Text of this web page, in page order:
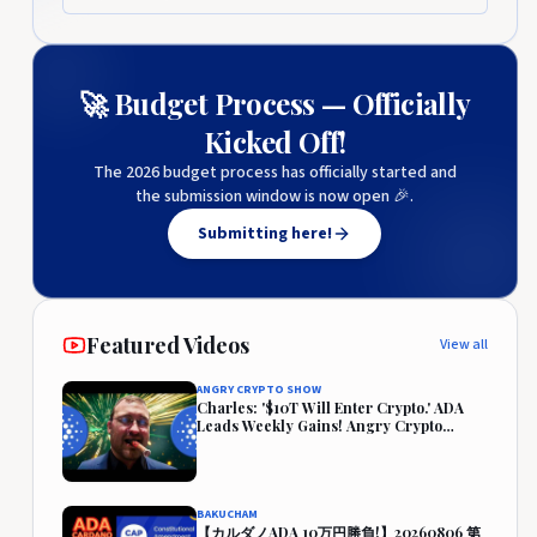
🚀 Budget Process — Officially
Kicked Off!
The 2026 budget process has officially started and
the submission window is now open 🎉.
Submitting here!
Featured Videos View all
ANGRY CRYPTO SHOW
Charles: '$10T Will Enter Crypto.' ADA
Leads Weekly Gains! Angry Crypto
Reacts
BAKUCHAM
【カルダノADA 10万円勝負!】20260806 第